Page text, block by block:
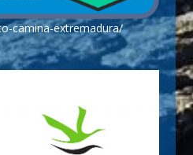
camina-extremadura/